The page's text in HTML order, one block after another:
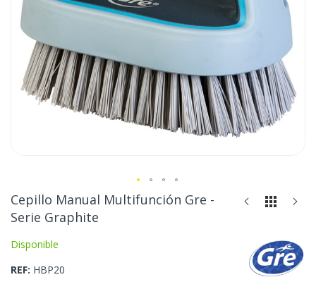
Saltar
al
de
galería
Cepillo Manual Multifunción Gre -
Serie Graphite
Disponible
REF HBP20